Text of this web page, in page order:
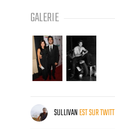
GALERIE
SULLIVANEST SUR